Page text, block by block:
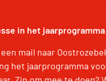
in het
mail naar
het jaarprogramma